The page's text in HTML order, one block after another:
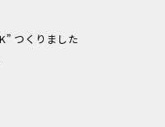
つくりました